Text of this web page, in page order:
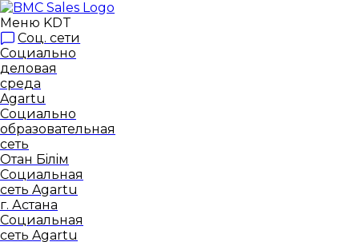
Меню KDT
Соц. сети
Социально
деловая
среда
Agartu
Социально
образовательная
сеть
Отан Бiлiм
Социальная
сеть Agartu
г. Астана
Социальная
сеть Agartu